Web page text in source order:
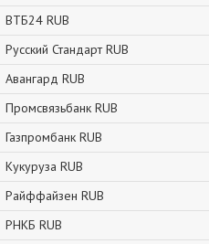
ВТБ24 RUB
Русский Стандарт RUB
Авангард RUB
Промсвязьбанк RUB
Газпромбанк RUB
Кукуруза RUB
Райффайзен RUB
РНКБ RUB